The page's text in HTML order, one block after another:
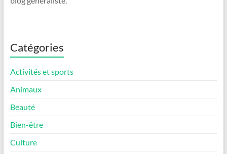
Catégories
Activités et sports
Animaux
Beauté
Bien-être
Culture